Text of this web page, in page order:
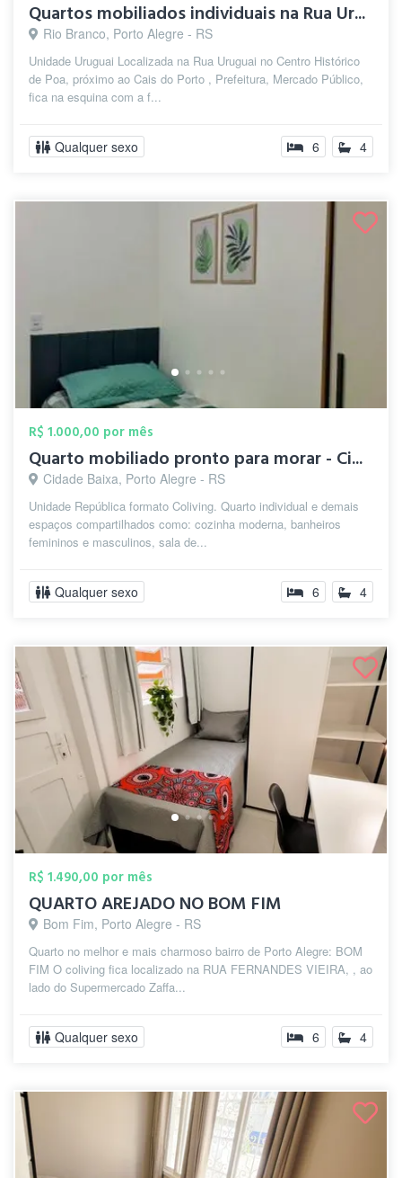
Quartos mobiliados individuais na Rua Ur...
Rio Branco, Porto Alegre - RS
Unidade Uruguai Localizada na Rua Uruguai no Centro Histórico
de Poa, próximo ao Cais do Porto , Prefeitura, Mercado Público,
fica na esquina com a f...
Qualquer sexo 6 4
R$ 1.000,00 por mês
Quarto mobiliado pronto para morar - Ci...
Cidade Baixa, Porto Alegre - RS
Unidade República formato Coliving. Quarto individual e demais
espaços compartilhados como: cozinha moderna, banheiros
femininos e masculinos, sala de...
Qualquer sexo 6 4
R$ 1.490,00 por mês
QUARTO AREJADO NO BOM FIM
Bom Fim, Porto Alegre - RS
Quarto no melhor e mais charmoso bairro de Porto Alegre: BOM
FIM O coliving fica localizado na RUA FERNANDES VIEIRA, , ao
lado do Supermercado Zaffa...
Qualquer sexo 6 4